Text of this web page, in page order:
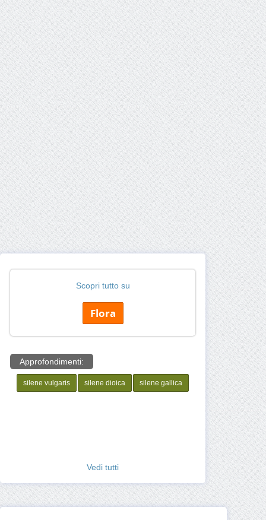
Scopri tutto su
Flora
Approfondimenti:
silene vulgaris silene dioica silene gallica
Vedi tutti